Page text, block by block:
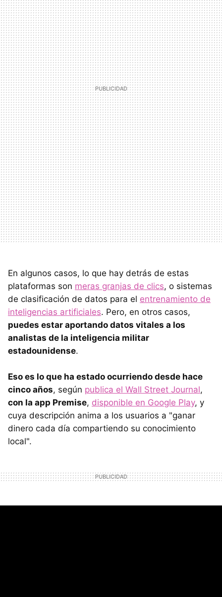
En algunos casos, lo que hay detrás de estas
plataformas son meras granjas de clics, o sistemas
de clasificación de datos para el entrenamiento de
inteligencias artificiales. Pero, en otros casos,
puedes estar aportando datos vitales a los
analistas de la inteligencia militar
estadounidense.
Eso es lo que ha estado ocurriendo desde hace
cinco años, según publica el Wall Street Journal,
con la app Premise, disponible en Google Play, y
cuya descripción anima a los usuarios a "ganar
dinero cada día compartiendo su conocimiento
local".